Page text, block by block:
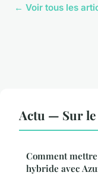
← Voir tous les
Actu — Sur le
Comment
hybride avec